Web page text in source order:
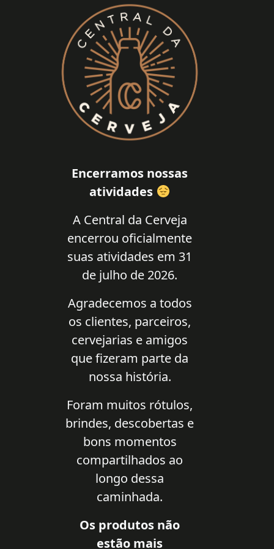
Encerramos nossas
atividades
A Central da Cerveja
encerrou oficialmente
suas atividades em 31
de julho de 2026.
Agradecemos a todos
os clientes, parceiros,
cervejarias e amigos
que fizeram parte da
nossa história.
Foram muitos rótulos,
brindes, descobertas e
bons momentos
compartilhados ao
longo dessa
caminhada.
Os produtos não
estão mais